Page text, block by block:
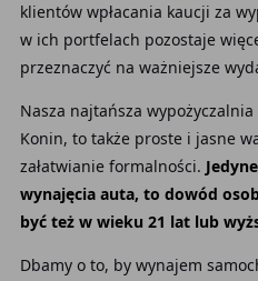
klientów wpłacania kaucji za
w ich portfelach pozostaje
przeznaczyć na ważniejsze
Nasza najtańsza
Konin, to także proste i jasne
załatwianie formalności.
wynajęcia auta, to dowód
być też w wieku 21 lat lub
Dbamy o to, by wynajem